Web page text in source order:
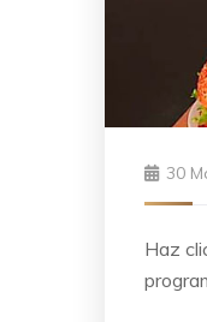
30
Haz